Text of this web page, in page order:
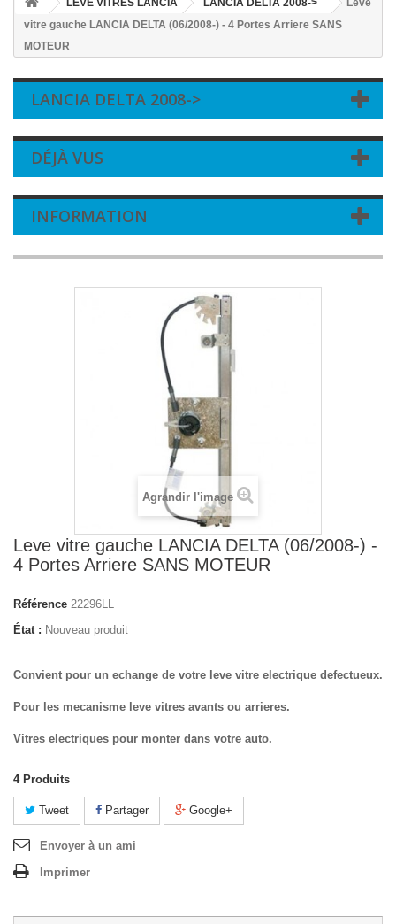
LEVE VITRES LANCIA LANCIA DELTA 2008->
Leve
vitre gauche LANCIA DELTA (06/2008-) - 4 Portes Arriere SANS
MOTEUR
LANCIA DELTA 2008->
DÉJÀ VUS
INFORMATION
Agrandir l'image
Leve vitre gauche LANCIA DELTA (06/2008-) -
4 Portes Arriere SANS MOTEUR
Référence 22296LL
État : Nouveau produit
Convient pour un echange de votre leve vitre electrique defectueux.
Pour les mecanisme leve vitres avants ou arrieres.
Vitres electriques pour monter dans votre auto.
4 Produits
Tweet Partager Google+
Envoyer à un ami
Imprimer